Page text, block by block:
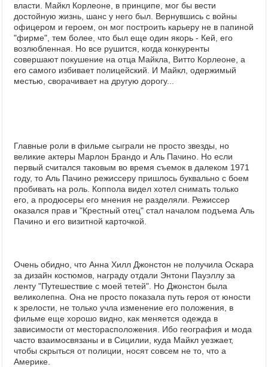
власти. Майкл Корлеоне, в принципе, мог бы вести
достойную жизнь, шанс у него был. Вернувшись с войны
офицером и героем, он мог построить карьеру не в папиной
"фирме", тем более, что был еще один якорь - Кей, его
возлюбленная. Но все рушится, когда конкуренты
совершают покушение на отца Майкла, Витто Корлеоне, а
его самого избивает полицейский. И Майкл, одержимый
местью, сворачивает на другую дорогу...
Главные роли в фильме сыграли не просто звезды, но
великие актеры Марлон Брандо и Аль Пачино. Но если
первый считался таковым во время съемок в далеком 1971
году, то Аль Пачино режиссеру пришлось буквально с боем
пробивать на роль. Коппола видел хотел снимать только
его, а продюсеры его мнения не разделяли. Режиссер
оказался прав и "Крестный отец" стал началом подъема Аль
Пачино и его визитной карточкой.
Очень обидно, что Анна Хилл Джонстон не получила Оскара
за дизайн костюмов, награду отдали Энтони Пауэллу за
ленту "Путешествие с моей тетей". Но Джонстон была
великолепна. Она не просто показала путь героя от юности
к зрелости, не только учла изменение его положения, в
фильме еще хорошо видно, как меняется одежда в
зависимости от месторасположения. Ибо география и мода
часто взаимосвязаны и в Сицилии, куда Майкл уезжает,
чтобы скрыться от полиции, носят совсем не то, что а
Америке.